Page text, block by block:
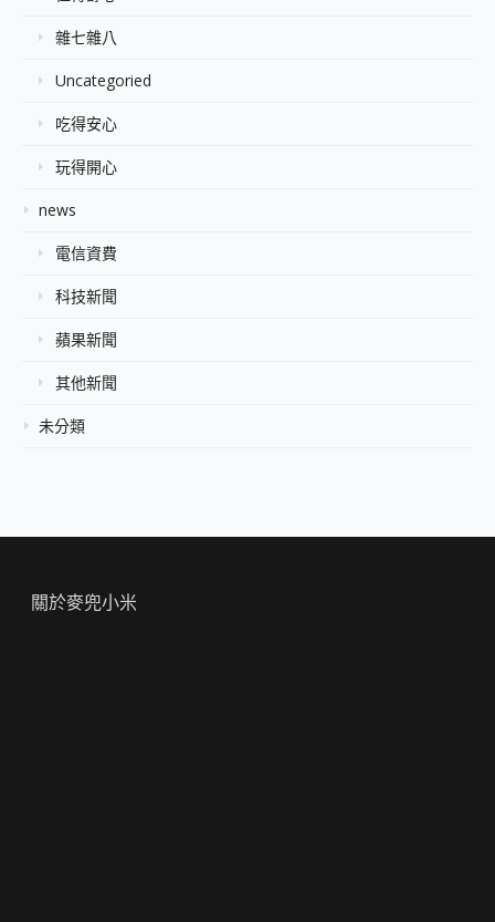
雜七雜八
Uncategoried
吃得安心
玩得開心
news
電信資費
科技新聞
蘋果新聞
其他新聞
未分類
關於麥兜小米